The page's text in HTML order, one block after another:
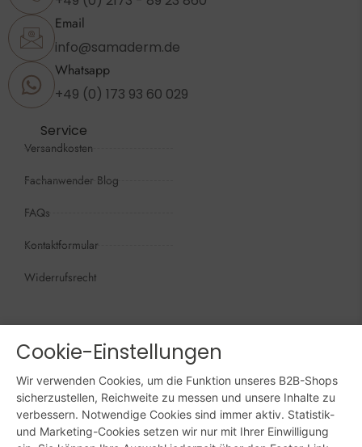
Email
info@samaderm.de
Whatsapp
+49 (0) 173 93 60 029
Service
Versandkosten
Fachanwender Blog
FAQs
Kontaktformular
Widerrufsrecht
Wir sind persönlich, für Sie da:
Mo - Do: 09:00 - 16:00 Uhr
Fr: 09:00 - 15:00 Uhr
Sa + So: geschlossen
Cookie-Einstellungen
Wir verwenden Cookies, um die Funktion unseres B2B-Shops
sicherzustellen, Reichweite zu messen und unsere Inhalte zu
verbessern. Notwendige Cookies sind immer aktiv. Statistik-
und Marketing-Cookies setzen wir nur mit Ihrer Einwilligung